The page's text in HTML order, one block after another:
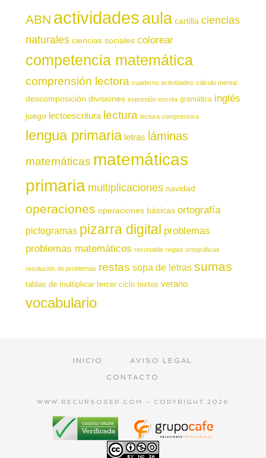
ABN actividadesaula cartilla ciencias
naturales ciencias sociales colorear
competencia matemática
comprensión lectora cuaderno actividades cálculo mental
descomposición divisiones expresión escrita gramática inglés
juego lectoescritura lectura lectura comprensiva
lengua primaria letras láminas
matemáticas matemáticas
primaria multiplicaciones navidad
operaciones operaciones básicas ortografía
pictogramas pizarra digital problemas
problemas matemáticos recortable reglas ortográficas
resolución de problemas restas sopa de letras sumas
tablas de multiplicar tercer ciclo textos verano
vocabulario
INICIO
AVISO LEGAL
CONTACTO
WWW.RECURSOSEP.COM - COPYRIGHT 2026